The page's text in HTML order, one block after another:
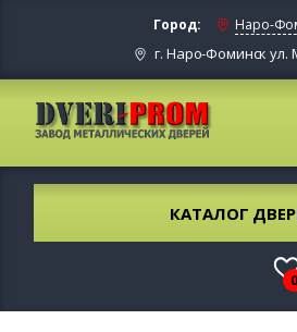
Город: Наро-
г. Наро-Фоминск ул.
КАТАЛОГ
0